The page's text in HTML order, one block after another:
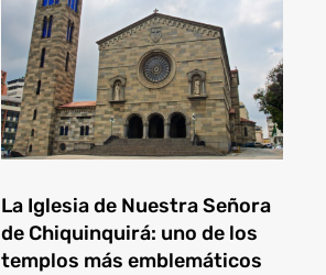
La Iglesia de Nuestra Señora
de Chiquinquirá: uno de los
templos más emblemáticos